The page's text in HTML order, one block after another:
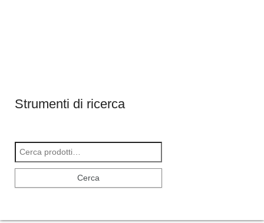
Strumenti di ricerca
Cerca